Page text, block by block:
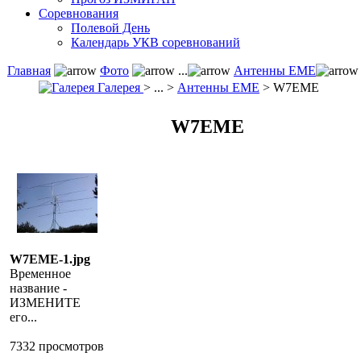
Соревнования
Полевой День
Календарь УКВ соревнований
Главная Фото ... Антенны ЕМЕ
Галерея > ... > Антенны ЕМЕ > W7EME
W7EME
W7EME-1.jpg
Временное
название -
ИЗМЕНИТЕ
его...
7332 просмотров